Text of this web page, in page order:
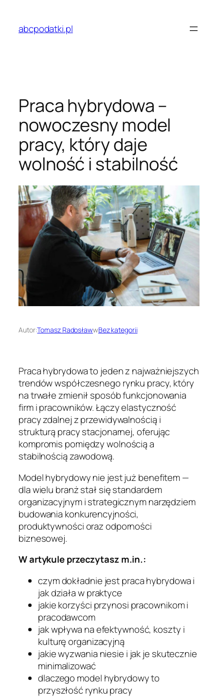
treściabcpodatki.pl
Praca hybrydowa –
nowoczesny model
pracy, który daje
wolność i stabilność
Autor:Tomasz RadosławwBez kategorii
Praca hybrydowa to jeden z najważniejszych
trendów współczesnego rynku pracy, który
na trwałe zmienił sposób funkcjonowania
firm i pracowników. Łączy elastyczność
pracy zdalnej z przewidywalnością i
strukturą pracy stacjonarnej, oferując
kompromis pomiędzy wolnością a
stabilnością zawodową.
Model hybrydowy nie jest już benefitem —
dla wielu branż stał się standardem
organizacyjnym i strategicznym narzędziem
budowania konkurencyjności,
produktywności oraz odporności
biznesowej.
W artykule przeczytasz m.in.:
czym dokładnie jest praca hybrydowa i
jak działa w praktyce
jakie korzyści przynosi pracownikom i
pracodawcom
jak wpływa na efektywność, koszty i
kulturę organizacyjną
jakie wyzwania niesie i jak je skutecznie
minimalizować
dlaczego model hybrydowy to
przyszłość rynku pracy